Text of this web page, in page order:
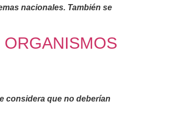
nacionales. También se
considera que no deberían